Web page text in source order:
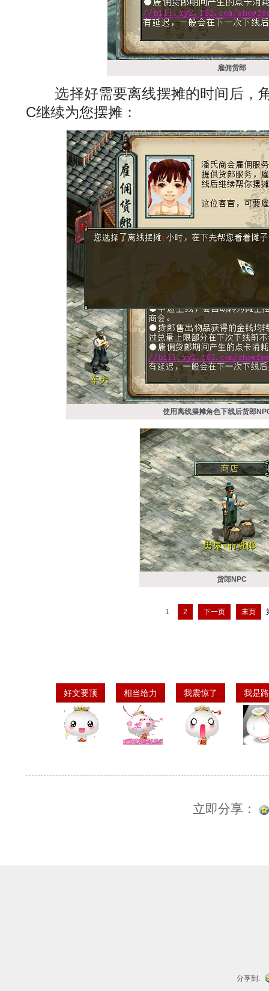
雇佣货郎
选择好需要离线摆摊的时间后，
C继续为您摆摊：
使用离线摆摊角色下线后货郎
货郎NPC
1 2 下一页 末页
好文要顶 相当给力 我震惊了 我是
立即分享：
分享到: